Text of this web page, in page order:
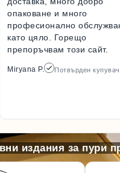
опаковане и много
професионално
като цяло. Горещо
препоръчвам този сайт.
Miryana P. Потвърден купувач
издания за пури